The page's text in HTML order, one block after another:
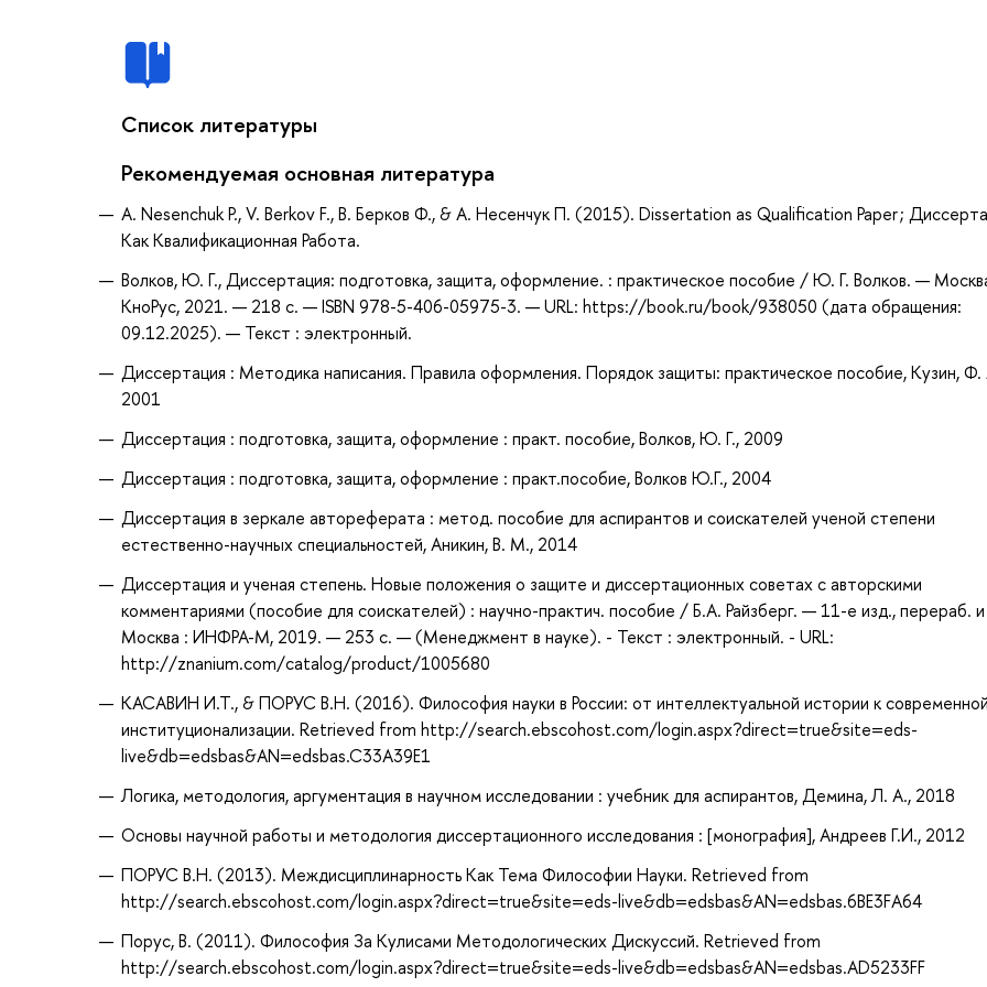
Список литературы
Рекомендуемая основная литература
A. Nesenchuk P., V. Berkov F., В. Берков Ф., & А. Несенчук П. (2015). Dissertation as Qualification Paper ;
Как Квалификационная Работа.
Волков, Ю. Г., Диссертация: подготовка, защита, оформление. : практическое пособие / Ю. Г. Волков. —
КноРус, 2021. — 218 с. — ISBN 978-5-406-05975-3. — URL: https://book.ru/book/938050 (дата обращения:
09.12.2025). — Текст : электронный.
Диссертация : Методика написания. Правила оформления. Порядок защиты: практическое пособие, Кузин, Ф.
2001
Диссертация : подготовка, защита, оформление : практ. пособие, Волков, Ю. Г., 2009
Диссертация : подготовка, защита, оформление : практ.пособие, Волков Ю.Г., 2004
Диссертация в зеркале автореферата : метод. пособие для аспирантов и соискателей ученой степени
естественно-научных специальностей, Аникин, В. М., 2014
Диссертация и ученая степень. Новые положения о защите и диссертационных советах с авторскими
комментариями (пособие для соискателей) : научно-практич. пособие / Б.А. Райзберг. — 11-е изд., перераб.
Москва : ИНФРА-М, 2019. — 253 с. — (Менеджмент в науке). - Текст : электронный. - URL:
http://znanium.com/catalog/product/1005680
КАСАВИН И.Т., & ПОРУС В.Н. (2016). Философия науки в России: от интеллектуальной истории к современной
институционализации. Retrieved from http://search.ebscohost.com/login.aspx?direct=true&site=eds-
live&db=edsbas&AN=edsbas.C33A39E1
Логика, методология, аргументация в научном исследовании : учебник для аспирантов, Демина, Л. А., 2018
Основы научной работы и методология диссертационного исследования : [монография], Андреев Г.И., 2012
ПОРУС В.Н. (2013). Междисциплинарность Как Тема Философии Науки. Retrieved from
http://search.ebscohost.com/login.aspx?direct=true&site=eds-live&db=edsbas&AN=edsbas.6BE3FA64
Порус, В. (2011). Философия За Кулисами Методологических Дискуссий. Retrieved from
http://search.ebscohost.com/login.aspx?direct=true&site=eds-live&db=edsbas&AN=edsbas.AD5233FF